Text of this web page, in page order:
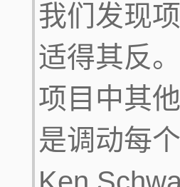
我们发现
适得其反
项目中其
是调动每